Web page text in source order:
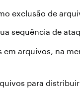
exclusão de
sequência de
em arquivos, na
para